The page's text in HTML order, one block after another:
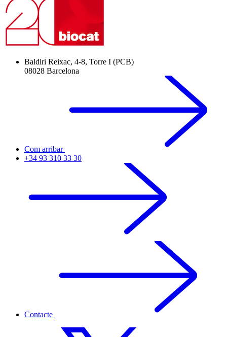
Baldiri Reixac, 4-8, Torre I (PCB)
08028 Barcelona
Com arribar
+34 93 310 33 30
Contacte